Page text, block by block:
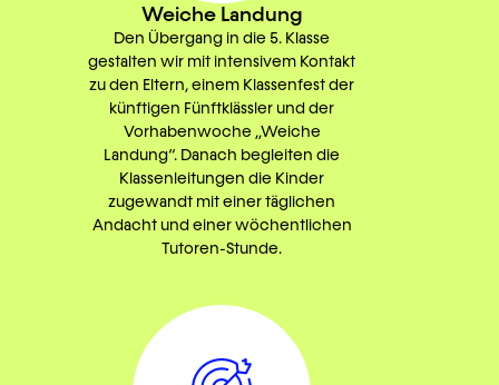
Weiche Landung
Den Übergang in die 5. Klasse
gestalten wir mit intensivem Kontakt
zu den Eltern, einem Klassenfest der
künftigen Fünftklässler und der
Vorhabenwoche „Weiche
Landung“. Danach begleiten die
Klassenleitungen die Kinder
zugewandt mit einer täglichen
Andacht und einer wöchentlichen
Tutoren-Stunde.